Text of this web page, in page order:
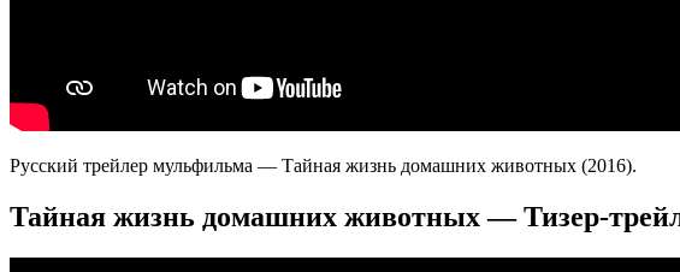
Русский трейлер мульфильма — Тайная жизнь домашних животных (2016).
Тайная жизнь домашних животных — Тизер-